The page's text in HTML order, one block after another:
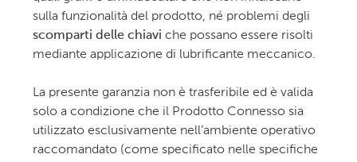
sulla funzionalità del prodotto, né problemi degli
scomparti delle chiavi che possano essere risolti
mediante applicazione di lubrificante meccanico.
La presente garanzia non è trasferibile ed è valida
solo a condizione che il Prodotto Connesso sia
utilizzato esclusivamente nell’ambiente operativo
raccomandato (come specificato nelle specifiche